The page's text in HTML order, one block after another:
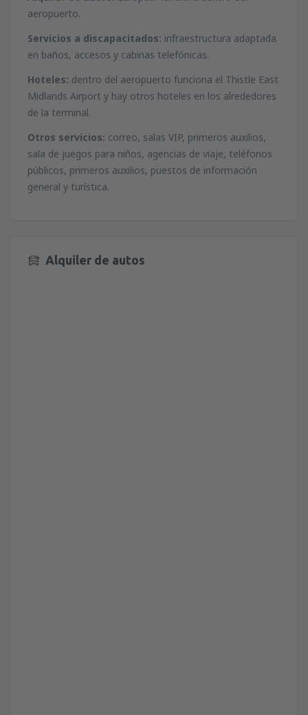
aeropuerto.
Servicios a discapacitados: infraestructura adaptada
en baños, accesos y cabinas telefónicas.
Hoteles: dentro del aeropuerto funciona el Thistle East
Midlands Airport y hay otros hoteles en los alrededores
de la terminal.
Otros servicios: correo, salas VIP, primeros auxilios,
sala de juegos para niños, agencias de viaje, teléfonos
públicos, primeros auxilios, puestos de información
general y turística.
Alquiler de autos